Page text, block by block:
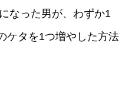
なった男が、わずか1
ケタを1つ増やした方法